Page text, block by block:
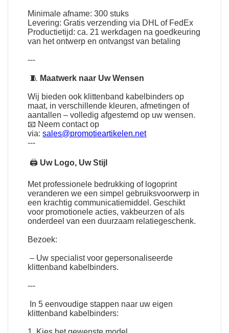
Minimale afname: 300 stuks
Levering: Gratis verzending via DHL of FedEx
Productietijd: ca. 21 werkdagen na goedkeuring
van het ontwerp en ontvangst van betaling
---
🧵 Maatwerk naar Uw Wensen
Wij bieden ook klittenband kabelbinders op
maat, in verschillende kleuren, afmetingen of
aantallen – volledig afgestemd op uw wensen.
📧 Neem contact op
via:sales@promotieartikelen.net
---
🖨 Uw Logo, Uw Stijl
Met professionele bedrukking of logoprint
veranderen we een simpel gebruiksvoorwerp in
een krachtig communicatiemiddel. Geschikt
voor promotionele acties, vakbeurzen of als
onderdeel van een duurzaam relatiegeschenk.
Bezoek:
– Uw specialist voor gepersonaliseerde
klittenband kabelbinders.
---
In 5 eenvoudige stappen naar uw eigen
klittenband kabelbinders: